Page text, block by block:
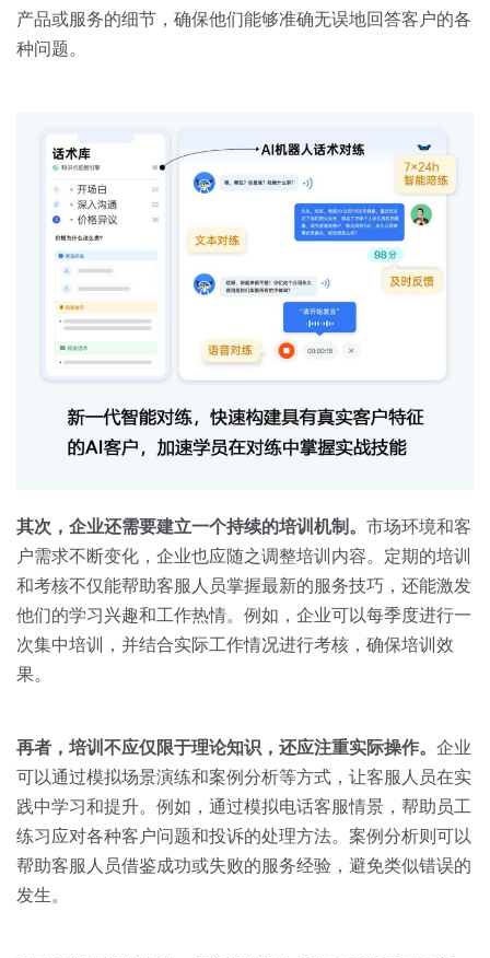
产品或服务的细节，确保他们能够准确无误地回答客户的各
种问题。
其次，企业还需要建立一个持续的培训机制。 市场环境和客
户需求不断变化，企业也应随之调整培训内容。定期的培训
和考核不仅能帮助客服人员掌握最新的服务技巧，还能激发
他们的学习兴趣和工作热情。例如，企业可以每季度进行一
次集中培训，并结合实际工作情况进行考核，确保培训效
果。
再者，培训不应仅限于理论知识，还应注重实际操作。 企业
可以通过模拟场景演练和案例分析等方式，让客服人员在实
践中学习和提升。例如，通过模拟电话客服情景，帮助员工
练习应对各种客户问题和投诉的处理方法。案例分析则可以
帮助客服人员借鉴成功或失败的服务经验，避免类似错误的
发生。